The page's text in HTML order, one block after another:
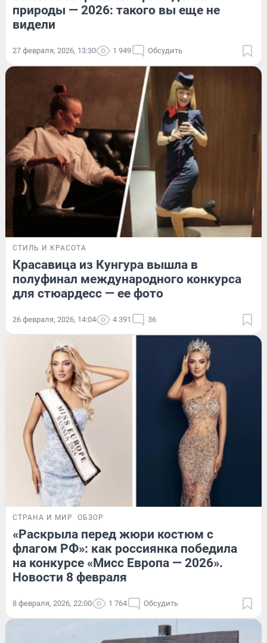
природы — 2026: такого вы еще не
видели
27 февраля, 2026, 13:30 1 949 Обсудить
СТИЛЬ И КРАСОТА
Красавица из Кунгура вышла в
полуфинал международного конкурса
для стюардесс — ее фото
26 февраля, 2026, 14:04 4 391 36
СТРАНА И МИР ОБЗОР
«Раскрыла перед жюри костюм с
флагом РФ»: как россиянка победила
на конкурсе «Мисс Европа — 2026».
Новости 8 февраля
8 февраля, 2026, 22:00 1 764 Обсудить